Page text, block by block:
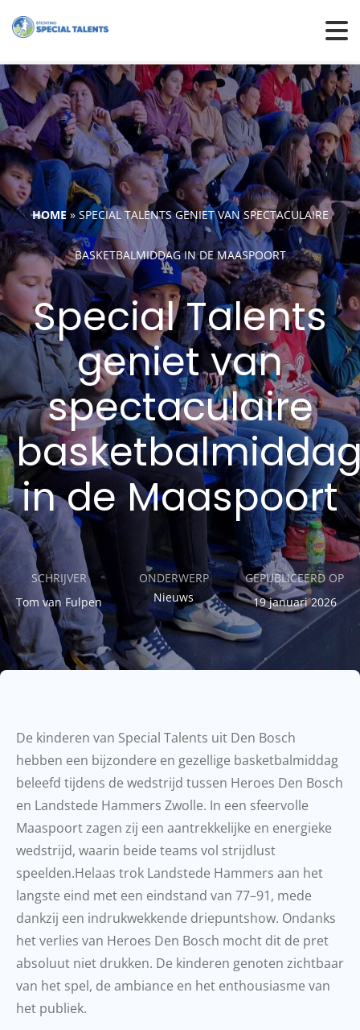
HOME»SPECIAL TALENTS GENIET VAN SPECTACULAIRE
BASKETBALMIDDAG IN DE MAASPOORT
Special Talents
geniet van
spectaculaire
in de Maaspoort
SCHRIJVER
Tom van Fulpen
ONDERWERP
Nieuws
GEPUBLICEERD OP
19 januari 2026
De kinderen van Special Talents uit Den Bosch
hebben een bijzondere en gezellige basketbalmiddag
beleefd tijdens de wedstrijd tussen Heroes Den Bosch
en Landstede Hammers Zwolle. In een sfeervolle
Maaspoort zagen zij een aantrekkelijke en energieke
wedstrijd, waarin beide teams vol strijdlust
speelden.Helaas trok Landstede Hammers aan het
langste eind met een eindstand van 77–91, mede
dankzij een indrukwekkende driepuntshow. Ondanks
het verlies van Heroes Den Bosch mocht dit de pret
absoluut niet drukken. De kinderen genoten zichtbaar
van het spel, de ambiance en het enthousiasme van
het publiek.